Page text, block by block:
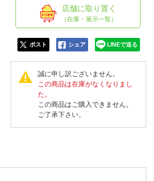
店舗に取り置く
（在庫・展示一覧）
ポスト シェア LINEで送る
誠に申し訳ございません。
この商品は在庫がなくなりまし
た。
この商品はご購入できません。
ご了承下さい。